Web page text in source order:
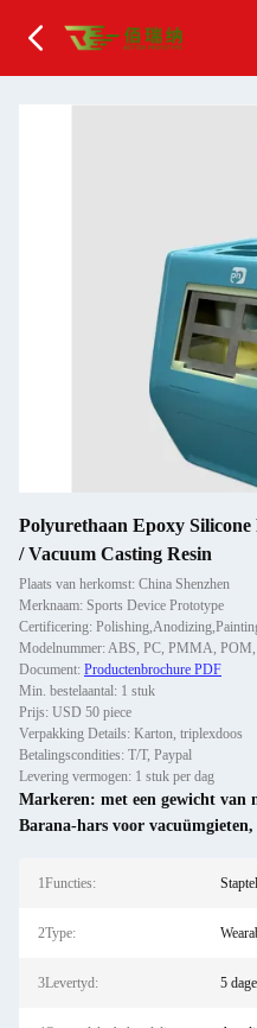
Polyurethaan Epoxy
/ Vacuum Casting Resin
Plaats van herkomst: China Shenzhen
Merknaam: Sports Device Prototype
Certificering:
Modelnummer: ABS, PC, PMMA,
Document: Productenbrochure PDF
Min. bestelaantal: 1 stuk
Prijs: USD 50 piece
Verpakking Details: Karton, triplexdoos
Betalingscondities: T/T, Paypal
Levering vermogen: 1 stuk per dag
Markeren: met een gewicht van
Barana-hars voor vacuümgieten,
1Functies:
2Type:
3Levertyd: 5